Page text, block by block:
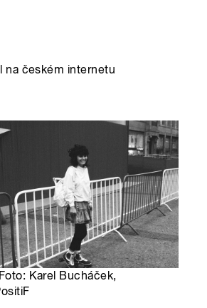
na českém internetu
Karel Bucháček,